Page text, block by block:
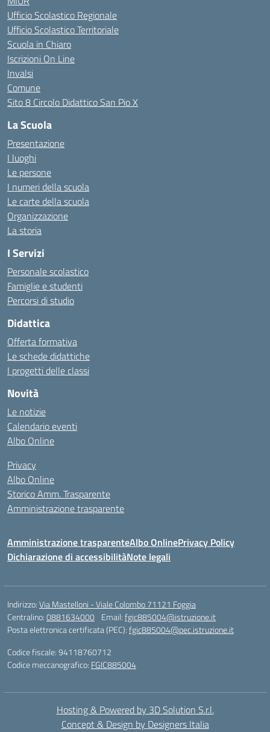
Ufficio Scolastico Regionale
Ufficio Scolastico Territoriale
Scuola in Chiaro
Iscrizioni On Line
Invalsi
Comune
Sito 8 Circolo Didattico San Pio X
La Scuola
Presentazione
I luoghi
Le persone
I numeri della scuola
Le carte della scuola
Organizzazione
La storia
I Servizi
Personale scolastico
Famiglie e studenti
Percorsi di studio
Didattica
Offerta formativa
Le schede didattiche
I progetti delle classi
Novità
Le notizie
Calendario eventi
Albo Online
Privacy
Albo Online
Storico Amm. Trasparente
Amministrazione trasparente
Amministrazione trasparenteAlbo OnlinePrivacy Policy
Dichiarazione di accessibilitàNote legali
Indirizzo:Via Mastelloni - Viale Colombo 71121 Foggia
Centralino:0881634000 Email:fgic885004@istruzione.it
Posta elettronica certificata (PEC):fgic885004@pec.istruzione.it
Codice fiscale: 94118760712
Codice meccanografico: FGIC885004
Hosting & Powered by 3D Solution S.r.l.
Concept & Design by Designers Italia